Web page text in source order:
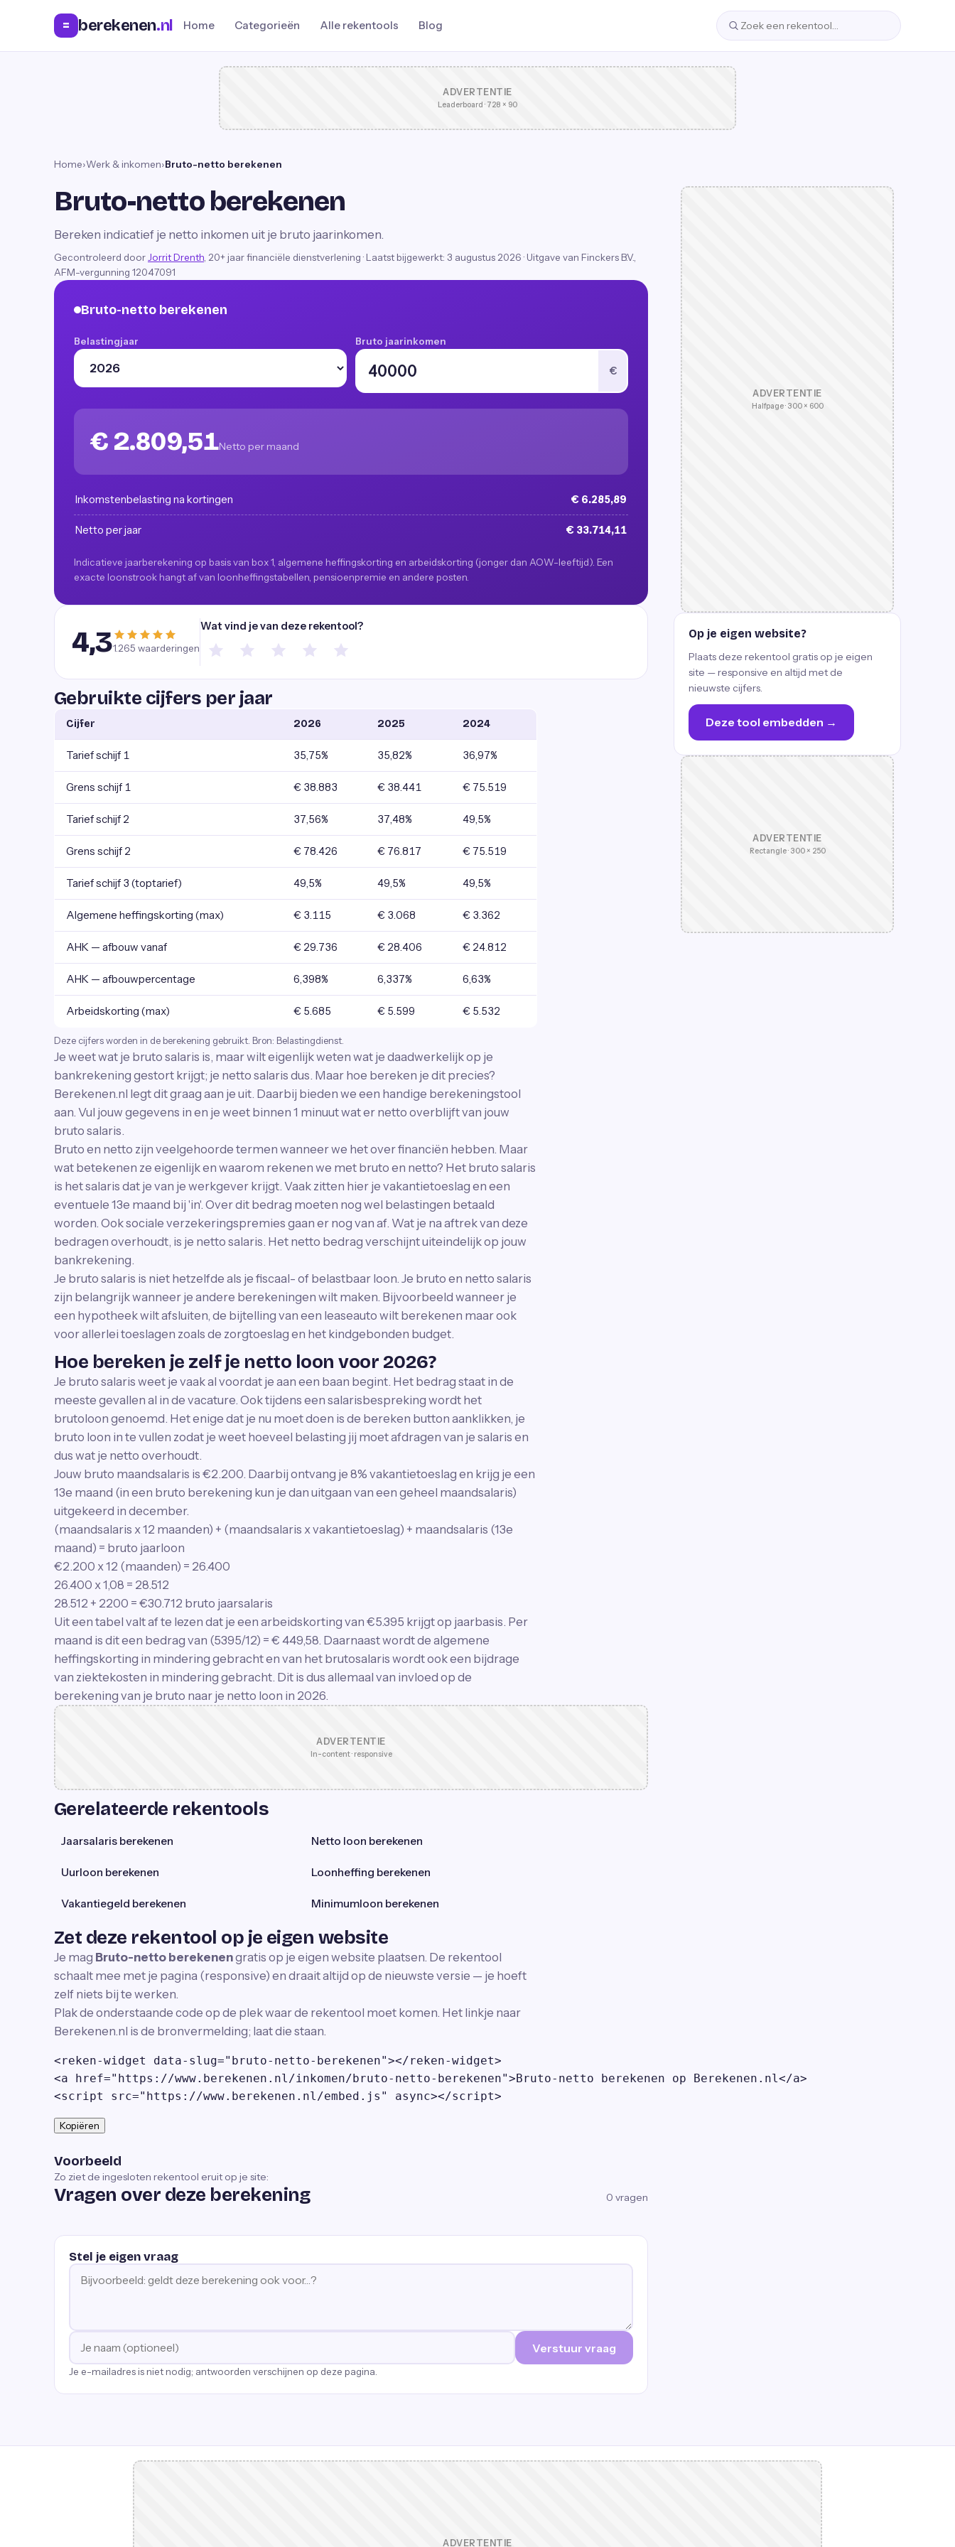
= berekenen.nl Home Categorieën Alle rekentools Blog
ADVERTENTIE
Leaderboard · 728 × 90
Home›Werk & inkomen›Bruto-netto berekenen
Bruto-netto berekenen
Bereken indicatief je netto inkomen uit je bruto jaarinkomen.
Gecontroleerd door Jorrit Drenth , 20+ jaar financiële dienstverlening · Laatst bijgewerkt: 3 augustus 2026 · Uitgave van Finckers B.V.,
AFM-vergunning 12047091
Bruto-netto berekenen
Belastingjaar Bruto jaarinkomen
€
€ 2.809,51Netto per maand
Inkomstenbelasting na kortingen € 6.285,89
Netto per jaar € 33.714,11
Indicatieve jaarberekening op basis van box 1, algemene heffingskorting en arbeidskorting (jonger dan AOW-leeftijd). Een
exacte loonstrook hangt af van loonheffingstabellen, pensioenpremie en andere posten.
4,31.265 waarderingen
Wat vind je van deze rekentool?
Gebruikte cijfers per jaar
Cijfer 2026 2025 2024
Tarief schijf 1 35,75% 35,82% 36,97%
Grens schijf 1 € 38.883 € 38.441 € 75.519
Tarief schijf 2 37,56% 37,48% 49,5%
Grens schijf 2 € 78.426 € 76.817 € 75.519
Tarief schijf 3 (toptarief) 49,5% 49,5% 49,5%
Algemene heffingskorting (max) € 3.115 € 3.068 € 3.362
AHK — afbouw vanaf € 29.736 € 28.406 € 24.812
AHK — afbouwpercentage 6,398% 6,337% 6,63%
Arbeidskorting (max) € 5.685 € 5.599 € 5.532
Deze cijfers worden in de berekening gebruikt. Bron: Belastingdienst.
Je weet wat je bruto salaris is, maar wilt eigenlijk weten wat je daadwerkelijk op je
bankrekening gestort krijgt; je netto salaris dus. Maar hoe bereken je dit precies?
Berekenen.nl legt dit graag aan je uit. Daarbij bieden we een handige berekeningstool
aan. Vul jouw gegevens in en je weet binnen 1 minuut wat er netto overblijft van jouw
bruto salaris.
Bruto en netto zijn veelgehoorde termen wanneer we het over financiën hebben. Maar
wat betekenen ze eigenlijk en waarom rekenen we met bruto en netto? Het bruto salaris
is het salaris dat je van je werkgever krijgt. Vaak zitten hier je vakantietoeslag en een
eventuele 13e maand bij 'in'. Over dit bedrag moeten nog wel belastingen betaald
worden. Ook sociale verzekeringspremies gaan er nog van af. Wat je na aftrek van deze
bedragen overhoudt, is je netto salaris. Het netto bedrag verschijnt uiteindelijk op jouw
bankrekening.
Je bruto salaris is niet hetzelfde als je fiscaal- of belastbaar loon. Je bruto en netto salaris
zijn belangrijk wanneer je andere berekeningen wilt maken. Bijvoorbeeld wanneer je
een hypotheek wilt afsluiten, de bijtelling van een leaseauto wilt berekenen maar ook
voor allerlei toeslagen zoals de zorgtoeslag en het kindgebonden budget.
Hoe bereken je zelf je netto loon voor 2026?
Je bruto salaris weet je vaak al voordat je aan een baan begint. Het bedrag staat in de
meeste gevallen al in de vacature. Ook tijdens een salarisbespreking wordt het
brutoloon genoemd. Het enige dat je nu moet doen is de bereken button aanklikken, je
bruto loon in te vullen zodat je weet hoeveel belasting jij moet afdragen van je salaris en
dus wat je netto overhoudt.
Jouw bruto maandsalaris is €2.200. Daarbij ontvang je 8% vakantietoeslag en krijg je een
13e maand (in een bruto berekening kun je dan uitgaan van een geheel maandsalaris)
uitgekeerd in december.
(maandsalaris x 12 maanden) + (maandsalaris x vakantietoeslag) + maandsalaris (13e
maand) = bruto jaarloon
€2.200 x 12 (maanden) = 26.400
26.400 x 1,08 = 28.512
28.512 + 2200 = €30.712 bruto jaarsalaris
Uit een tabel valt af te lezen dat je een arbeidskorting van €5.395 krijgt op jaarbasis. Per
maand is dit een bedrag van (5395/12) = € 449,58. Daarnaast wordt de algemene
heffingskorting in mindering gebracht en van het brutosalaris wordt ook een bijdrage
van ziektekosten in mindering gebracht. Dit is dus allemaal van invloed op de
berekening van je bruto naar je netto loon in 2026.
ADVERTENTIE
In-content · responsive
Gerelateerde rekentools
Jaarsalaris berekenen Netto loon berekenen
Uurloon berekenen Loonheffing berekenen
Vakantiegeld berekenen Minimumloon berekenen
Zet deze rekentool op je eigen website
Je mag Bruto-netto berekenengratis op je eigen website plaatsen. De rekentool
schaalt mee met je pagina (responsive) en draait altijd op de nieuwste versie — je hoeft
zelf niets bij te werken.
Plak de onderstaande code op de plek waar de rekentool moet komen. Het linkje naar
Berekenen.nl is de bronvermelding; laat die staan.
<reken-widget data-slug="bruto-netto-berekenen"></reken-widget>
<a href="https://www.berekenen.nl/inkomen/bruto-netto-berekenen">Bruto-netto berekenen op Berekenen.nl</a>
<script src="https://www.berekenen.nl/embed.js" async></script>
Kopiëren
Voorbeeld
Zo ziet de ingesloten rekentool eruit op je site:
Vragen over deze berekening 0 vragen
Stel je eigen vraag
Verstuur vraag
Je e-mailadres is niet nodig; antwoorden verschijnen op deze pagina.
ADVERTENTIE
Halfpage · 300 × 600
Op je eigen website?
Plaats deze rekentool gratis op je eigen
site — responsive en altijd met de
nieuwste cijfers.
Deze tool embedden →
ADVERTENTIE
Rectangle · 300 × 250
ADVERTENTIE